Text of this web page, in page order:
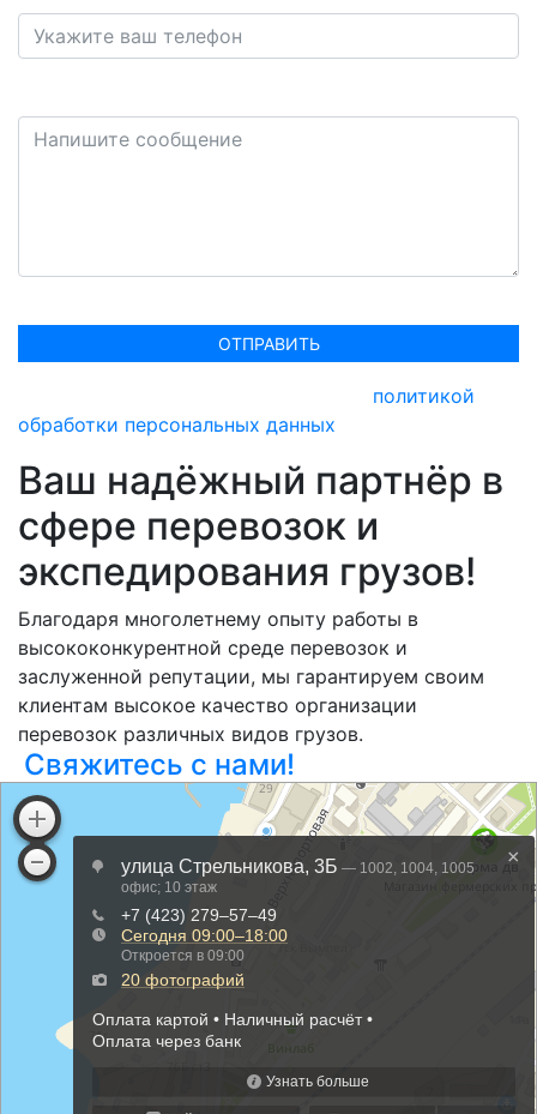
ОТПРАВИТЬ
политикой
обработки персональных данных
Ваш надёжный партнёр в
сфере перевозок и
экспедирования грузов!
Благодаря многолетнему опыту работы в
высококонкурентной среде перевозок и
заслуженной репутации, мы гарантируем своим
клиентам высокое качество организации
перевозок различных видов грузов.
Свяжитесь с нами!